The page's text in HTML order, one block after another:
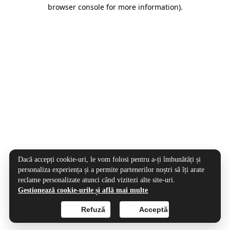
browser console for more information).
Dacă accepți cookie-uri, le vom folosi pentru a-ți îmbunătăți și
personaliza experiența și a permite partenerilor noștri să îți arate
reclame personalizate atunci când vizitezi alte site-uri.
Gestionează cookie-urile și află mai multe
Acceptă
Refuză